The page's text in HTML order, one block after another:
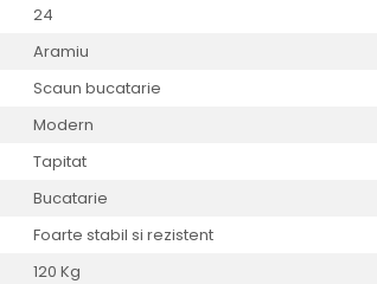
24
Aramiu
Scaun bucatarie
Modern
Tapitat
Bucatarie
Foarte stabil si rezistent
120 Kg